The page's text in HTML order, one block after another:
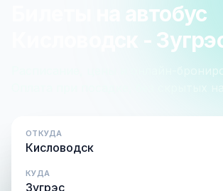
Билеты на автобус
Кисловодск -
Расписание, цены и онлайн-
Оплата при посадке, без скрытых
ОТКУДА
КУДА